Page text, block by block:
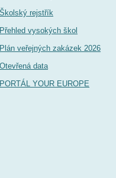
Školský rejstřík
Přehled vysokých škol
Plán veřejných zakázek 2026
Otevřená data
PORTÁL YOUR EUROPE